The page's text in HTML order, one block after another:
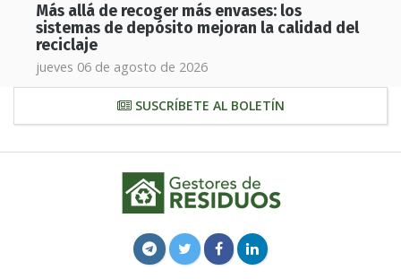
Más allá de recoger más envases: los
sistemas de depósito mejoran la calidad del
reciclaje
jueves 06 de agosto de 2026
SUSCRÍBETE AL BOLETÍN